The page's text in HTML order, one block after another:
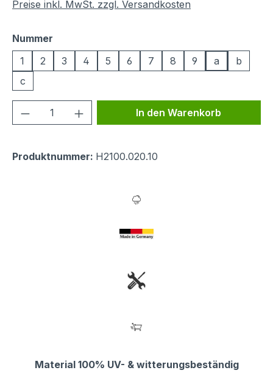
Preise inkl. MwSt. zzgl. Versandkosten
Nummer
1
2 3 4 5 6 7 8 9 a
b
c
Produkt Anzahl: Gib denIn den Warenkorb
Produktnummer: H2100.020.10
Material 100% UV- & witterungsbeständig